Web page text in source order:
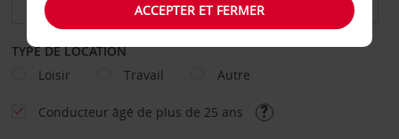
TYPE DE LOCATION
Loisir
Travail Autre
Conducteur âgé de plus de 25 ans
ACCEPTER ET FERMER